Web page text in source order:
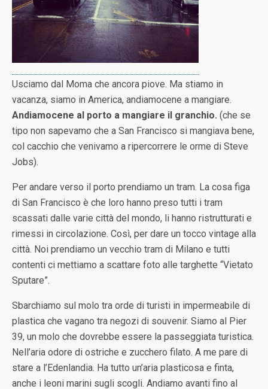
Usciamo dal Moma che ancora piove. Ma stiamo in
vacanza, siamo in America, andiamocene a mangiare.
Andiamocene al porto a mangiare il granchio. (che se
tipo non sapevamo che a San Francisco si mangiava bene,
col cacchio che venivamo a ripercorrere le orme di Steve
Jobs).
Per andare verso il porto prendiamo un tram. La cosa figa
di San Francisco è che loro hanno preso tutti i tram
scassati dalle varie città del mondo, li hanno ristrutturati e
rimessi in circolazione. Così, per dare un tocco vintage alla
città. Noi prendiamo un vecchio tram di Milano e tutti
contenti ci mettiamo a scattare foto alle targhette “Vietato
Sputare”.
Sbarchiamo sul molo tra orde di turisti in impermeabile di
plastica che vagano tra negozi di souvenir. Siamo al Pier
39, un molo che dovrebbe essere la passeggiata turistica.
Nell’aria odore di ostriche e zucchero filato. A me pare di
stare a l’Edenlandia. Ha tutto un’aria plasticosa e finta,
anche i leoni marini sugli scogli. Andiamo avanti fino al